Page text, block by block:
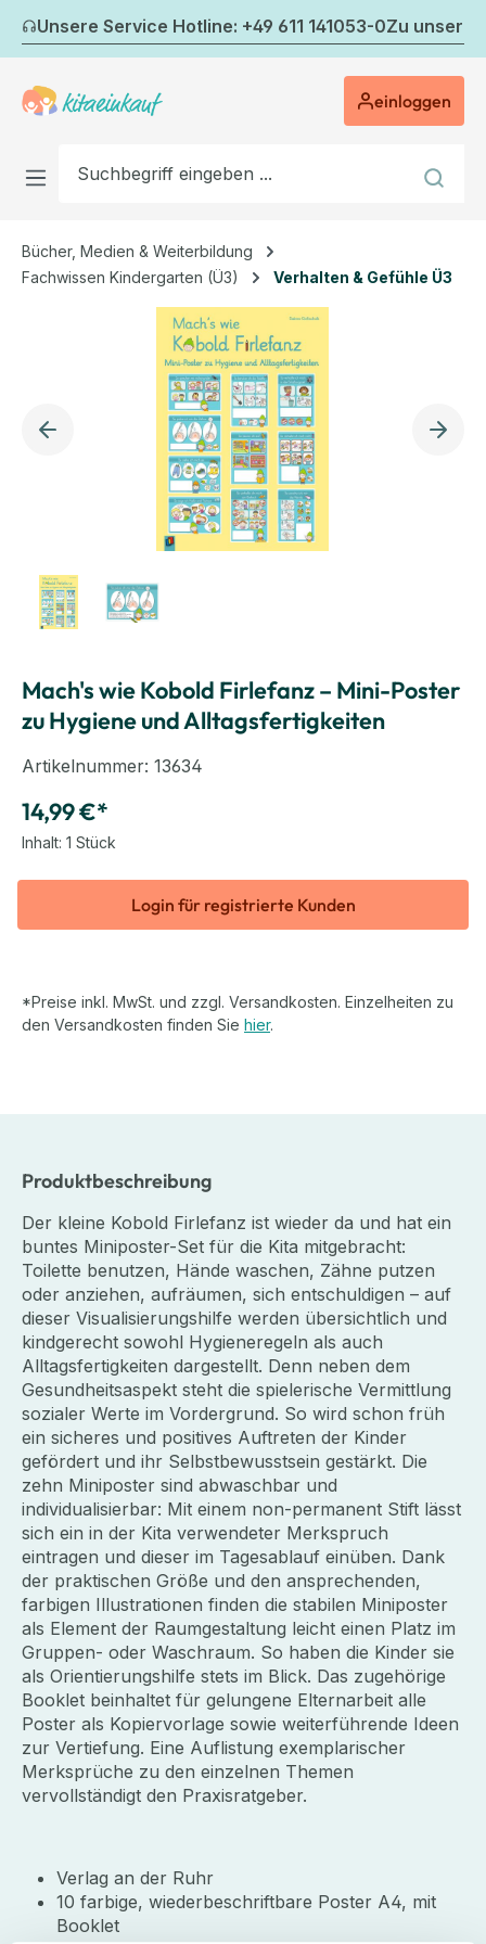
Zum Hauptinhalt springen
Unsere Service Hotline: +49 611 141053-0Zu
einloggen
Bücher, Medien & Weiterbildung
Fachwissen Kindergarten (Ü3)
Verhalten & Gefühle Ü3
Bildergalerie überspringen
Mach's wie Kobold Firlefanz – Mini-Poster
zu Hygiene und Alltagsfertigkeiten
Artikelnummer: 13634
14,99 €*
Inhalt: 1 Stück
Login für registrierte Kunden
*Preise inkl. MwSt. und zzgl. Versandkosten. Einzelheiten zu
den Versandkosten finden Sie hier.
Produktbeschreibung
Der kleine Kobold Firlefanz ist wieder da und hat ein
buntes Miniposter-Set für die Kita mitgebracht:
Toilette benutzen, Hände waschen, Zähne putzen
oder anziehen, aufräumen, sich entschuldigen – auf
dieser Visualisierungshilfe werden übersichtlich und
kindgerecht sowohl Hygieneregeln als auch
Alltagsfertigkeiten dargestellt. Denn neben dem
Gesundheitsaspekt steht die spielerische Vermittlung
sozialer Werte im Vordergrund. So wird schon früh
ein sicheres und positives Auftreten der Kinder
gefördert und ihr Selbstbewusstsein gestärkt. Die
zehn Miniposter sind abwaschbar und
individualisierbar: Mit einem non-permanent Stift lässt
sich ein in der Kita verwendeter Merkspruch
eintragen und dieser im Tagesablauf einüben. Dank
der praktischen Größe und den ansprechenden,
farbigen Illustrationen finden die stabilen Miniposter
als Element der Raumgestaltung leicht einen Platz im
Gruppen- oder Waschraum. So haben die Kinder sie
als Orientierungshilfe stets im Blick. Das zugehörige
Booklet beinhaltet für gelungene Elternarbeit alle
Poster als Kopiervorlage sowie weiterführende Ideen
zur Vertiefung. Eine Auflistung exemplarischer
Merksprüche zu den einzelnen Themen
vervollständigt den Praxisratgeber.
Verlag an der Ruhr
10 farbige, wiederbeschriftbare Poster A4, mit
Booklet